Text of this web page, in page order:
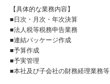
【具体的な業務内容】
■日次・月次・年次決算
■法人税等税務申告業務
■連結パッケージ作成
■予算作成
■予実管理
■本社及び子会社の財務経理業務等